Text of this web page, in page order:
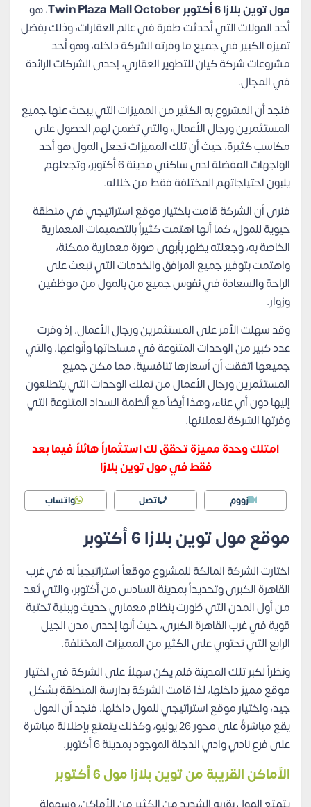
مول توين بلازا 6 أكتوبر Twin Plaza Mall October
، هو
أحد المولات التي أحدثت طفرة في عالم العقارات، وذلك بفضل
تميزه الكبير في جميع ما وفرته الشركة داخله، وهو أحد
مشروعات شركة كيان للتطوير العقاري، إحدى الشركات الرائدة
في المجال.
فنجد أن المشروع به الكثير من المميزات التي يبحث عنها جميع
المستثمرين ورجال الأعمال، والتي تضمن لهم الحصول على
مكاسب كثيرة، حيث أن تلك المميزات تجعل المول هو أحد
الواجهات المفضلة لدى ساكني مدينة 6 أكتوبر، وتجعلهم
يلبون احتياجاتهم المختلفة فقط من خلاله.
فنرى أن الشركة قامت باختيار موقع استراتيجي في منطقة
حيوية للمول، كما أنها اهتمت كثيراً بالتصميمات المعمارية
الخاصة به، وجعلته يظهر بأبهى صورة معمارية ممكنة،
واهتمت بتوفير جميع المرافق والخدمات التي تبعث على
الراحة والسعادة في نفوس جميع من بالمول من موظفين
وزوار.
وقد سهلت الأمر على المستثمرين ورجال الأعمال، إذ وفرت
عدد كبير من الوحدات المتنوعة في مساحاتها وأنواعها، والتي
جميعها اتفقت أن أسعارها تنافسية، مما مكن جميع
المستثمرين ورجال الأعمال من تملك الوحدات التي يتطلعون
إليها دون أي عناء، وهذا أيضاً مع أنظمة السداد المتنوعة التي
وفرتها الشركة لعملائها.
امتلك وحدة مميزة تحقق لك استثماراً هائلاً فيما بعد
فقط في مول توين بلازا
زووم اتصل واتساب
موقع مول توين بلازا 6 أكتوبر
اختارت الشركة المالكة للمشروع موقعاً استراتيجياً له في غرب
القاهرة الكبرى وتحديداً بمدينة السادس من أكتوبر، والتي تُعد
من أول المدن التي طُورت بنظام معماري حديث وببنية تحتية
قوية في غرب القاهرة الكبرى، حيث أنها إحدى مدن الجيل
الرابع التي تحتوي على الكثير من المميزات المختلفة.
ونظراً لكبر تلك المدينة فلم يكن سهلاً على الشركة في اختيار
موقع مميز داخلها، لذا قامت الشركة بدارسة المنطقة بشكل
جيد، واختيار موقع استراتيجي للمول داخلها، فنجد أن المول
يقع مباشرةً على محور 26 يوليو، وكذلك يتمتع بإطلالة مباشرة
على فرع نادي وادي الدجلة الموجود بمدينة 6 أكتوبر.
الأماكن القريبة من توين بلازا مول 6 أكتوبر